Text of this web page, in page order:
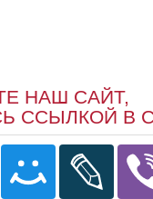
НАШ САЙТ,
ССЫЛКОЙ В